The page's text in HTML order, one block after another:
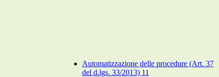
Automatizzazione delle procedure (Art. 37
del d.lgs. 33/2013) 11